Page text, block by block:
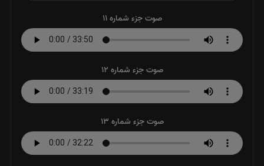
صوت جزء شماره 11
صوت جزء شماره 12
صوت جزء شماره 13